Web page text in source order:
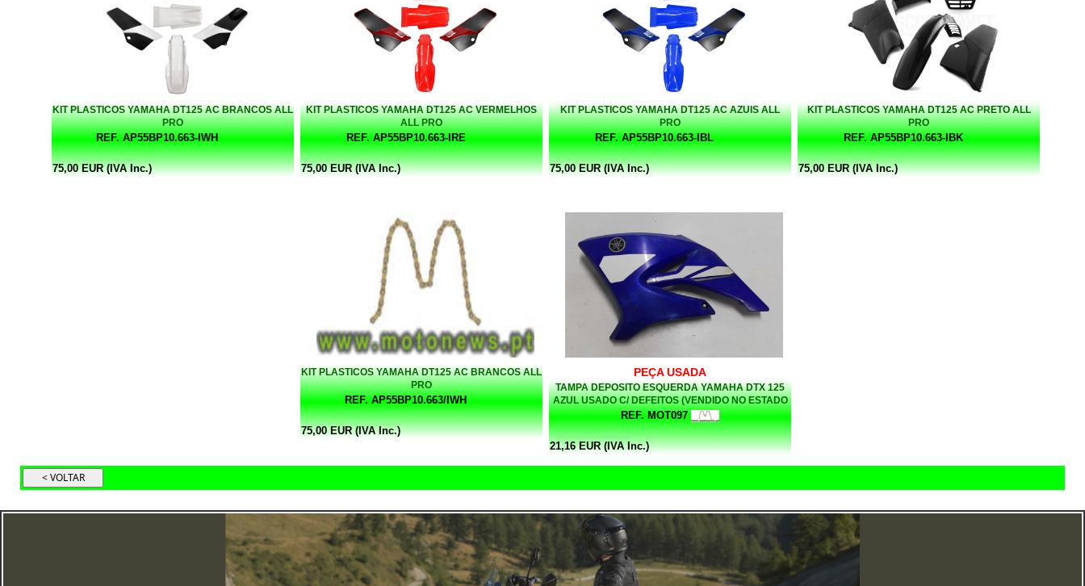
KIT PLASTICOS YAMAHA DT125 AC BRANCOS ALL
PRO
REF. AP55BP10.663-IWH
75,00 EUR (IVA Inc.)
KIT PLASTICOS YAMAHA DT125 AC VERMELHOS
ALL PRO
REF. AP55BP10.663-IRE
75,00 EUR (IVA Inc.)
KIT PLASTICOS YAMAHA DT125 AC AZUIS ALL
PRO
REF. AP55BP10.663-IBL
75,00 EUR (IVA Inc.)
KIT PLASTICOS YAMAHA DT125 AC PRETO ALL
PRO
REF. AP55BP10.663-IBK
75,00 EUR (IVA Inc.)
KIT PLASTICOS YAMAHA DT125 AC BRANCOS ALL
PRO
REF. AP55BP10.663/IWH
75,00 EUR (IVA Inc.)
PEÇA USADA
TAMPA DEPOSITO ESQUERDA YAMAHA DTX 125
AZUL USADO C/ DEFEITOS (VENDIDO NO ESTADO
EM QUE SE ENCONTRA)
REF. MOT097
21,16 EUR (IVA Inc.)